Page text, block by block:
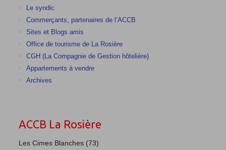
Le syndic
Commerçants, partenaires de l’ACCB
Sites et Blogs amis
Office de tourisme de La Rosière
CGH (La Compagnie de Gestion hôtelière)
Appartements à vendre
Archives
ACCB La Rosière
Les Cimes Blanches (73)